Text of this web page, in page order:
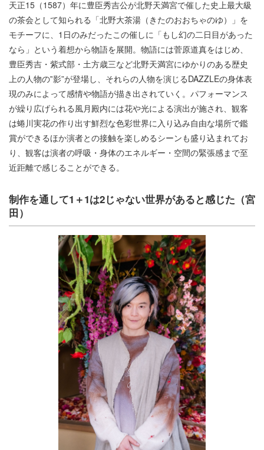
天正15（1587）年に豊臣秀吉公が北野天満宮で催した史上最大級
の茶会として知られる「北野大茶湯（きたのおおちゃのゆ）」を
モチーフに、1日のみだったこの催しに「もし幻の二日目があった
なら」という着想から物語を展開。物語には菅原道真をはじめ、
豊臣秀吉・紫式部・土方歳三など北野天満宮にゆかりのある歴史
上の人物の‟影”が登場し、それらの人物を演じるDAZZLEの身体表
現のみによって感情や物語が描き出されていく。パフォーマンス
が繰り広げられる風月殿内には花や光による演出が施され、観客
は蜷川実花の作り出す鮮烈な色彩世界に入り込み自由な場所で鑑
賞ができるほか演者との接触を楽しめるシーンも盛り込まれてお
り、観客は演者の呼吸・身体のエネルギー・空間の緊張感まで至
近距離で感じることができる。
制作を通して1＋1は2じゃない世界があると感じた（宮
田）